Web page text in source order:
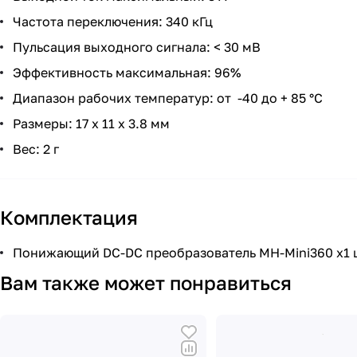
Частота переключения: 340 кГц
Пульсация выходного сигнала: < 30 мВ
Эффективность максимальная: 96%
Диапазон рабочих температур: от -40 до + 85 °C
Размеры: 17 x 11 x 3.8 мм
Вес: 2 г
Комплектация
Понижающий DC-DC преобразователь MH-Mini360 x1
Вам также может понравиться